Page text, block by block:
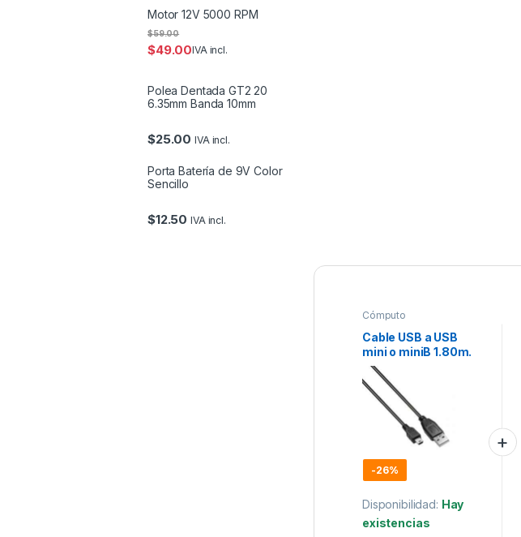
Cómputo
Cable USB a USB
mini o miniB 1.80m.
Generico
-26%
Disponibilidad: Hay
existencias
Motor 12V 5000 RPM
$49.00
$59.00
IVA incl.
Polea Dentada GT2 20
6.35mm Banda 10mm
$25.00 IVA incl.
Porta Batería de 9V Color
Sencillo
$12.50 IVA incl.